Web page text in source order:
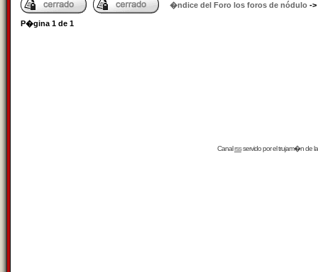
�ndice del Foro los foros de nódulo ->
P�gina 1 de 1
Canalrssservido por eltrujam�nde